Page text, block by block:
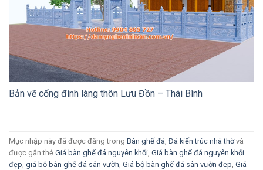
Bản vẽ cổng đình làng thôn Lưu Đồn – Thái Bình
Mục nhập này đã được đăng trong Bàn ghế đá, Đá kiến trúc nhà thờvà
được gắn thẻ Giá bàn ghế đá nguyên khối, Giá bàn ghế đá nguyên khối
đẹp, giá bộ bàn ghế đá sân vườn, Giá bộ bàn ghế đá sân vườn đẹp, Giá